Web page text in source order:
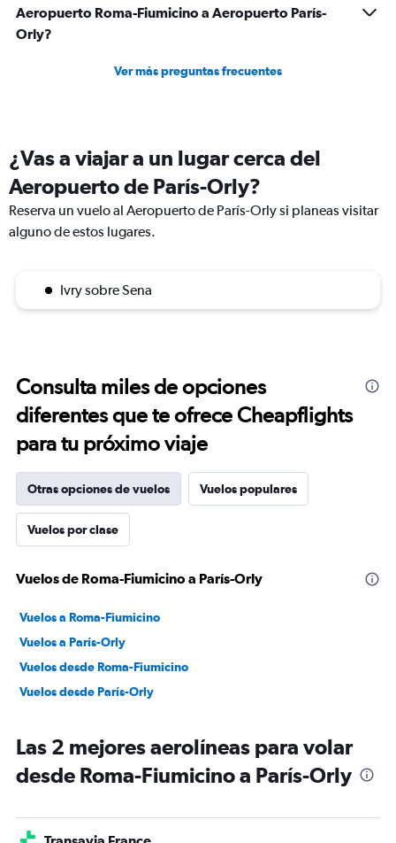
Aeropuerto Roma-Fiumicino a Aeropuerto París-
Orly?
Ver más preguntas frecuentes
¿Vas a viajar a un lugar cerca del
Aeropuerto de París-Orly?
Reserva un vuelo al Aeropuerto de París-Orly si planeas visitar
alguno de estos lugares.
Ivry sobre Sena
Consulta miles de opciones
diferentes que te ofrece Cheapflights
para tu próximo viaje
Otras opciones de vuelos Vuelos populares
Vuelos por clase
Vuelos de Roma-Fiumicino a París-Orly
Vuelos a Roma-Fiumicino
Vuelos a París-Orly
Vuelos desde Roma-Fiumicino
Vuelos desde París-Orly
Las 2 mejores aerolíneas para volar
desde Roma-Fiumicino a París-Orly